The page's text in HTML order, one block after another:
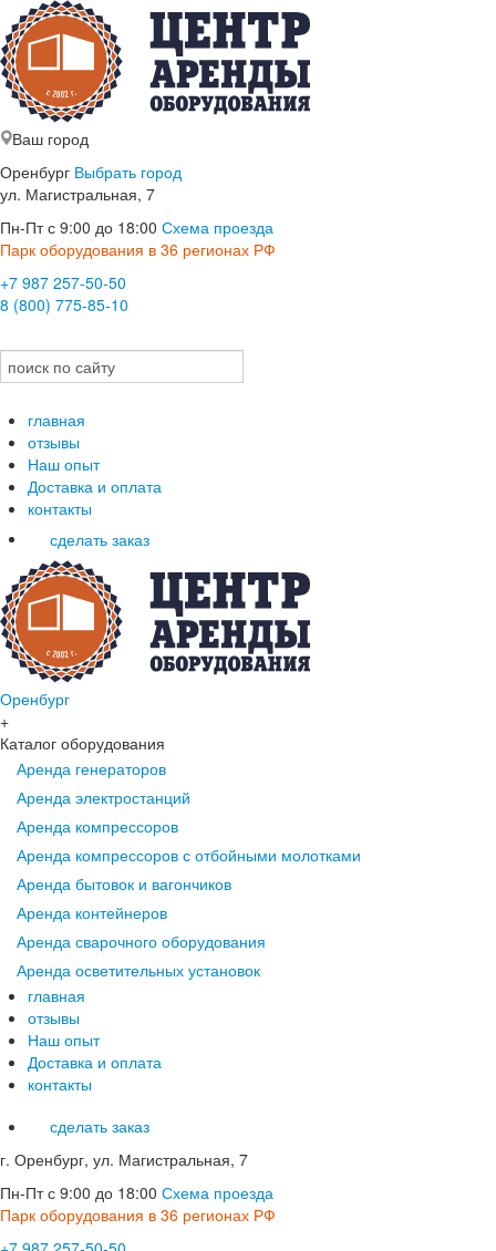
Ваш город
Оренбург Выбрать город
ул. Магистральная, 7
Пн-Пт с 9:00 до 18:00 Схема проезда
Парк оборудования в 36 регионах РФ
+7 987 257-50-50
8 (800) 775-85-10
главная
отзывы
Наш опыт
Доставка и оплата
контакты
сделать заказ
Оренбург
+
Каталог оборудования
Аренда генераторов
Аренда электростанций
Аренда компрессоров
Аренда компрессоров с отбойными молотками
Аренда бытовок и вагончиков
Аренда контейнеров
Аренда сварочного оборудования
Аренда осветительных установок
главная
отзывы
Наш опыт
Доставка и оплата
контакты
сделать заказ
г. Оренбург, ул. Магистральная, 7
Пн-Пт с 9:00 до 18:00 Схема проезда
Парк оборудования в 36 регионах РФ